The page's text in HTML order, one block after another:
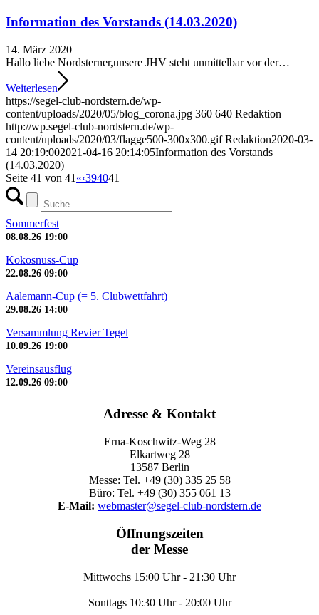
Information des Vorstands (14.03.2020)
14. März 2020
Hallo liebe Nordsterner,unsere JHV steht unmittelbar vor der…
Weiterlesen
https://segel-club-nordstern.de/wp-
content/uploads/2020/05/blog_corona.jpg 360 640 Redaktion
http://wp.segel-club-nordstern.de/wp-
content/uploads/2020/03/flagge500-300x300.gif Redaktion2020-03-
14 20:19:002021-04-16 20:14:05Information des Vorstands
(14.03.2020)
Seite 41 von 41 «‹394041
Sommerfest
08.08.26 19:00
Kokosnuss-Cup
22.08.26 09:00
Aalemann-Cup (= 5. Clubwettfahrt)
29.08.26 14:00
Versammlung Revier Tegel
10.09.26 19:00
Vereinsausflug
12.09.26 09:00
Adresse & Kontakt
Erna-Koschwitz-Weg 28
Elkartweg 28
13587 Berlin
Messe: Tel. +49 (30) 335 25 58
Büro: Tel. +49 (30) 355 061 13
E-Mail: webmaster@segel-club-nordstern.de
Öffnungszeiten
der Messe
Mittwochs 15:00 Uhr - 21:30 Uhr
Sonttags 10:30 Uhr - 20:00 Uhr